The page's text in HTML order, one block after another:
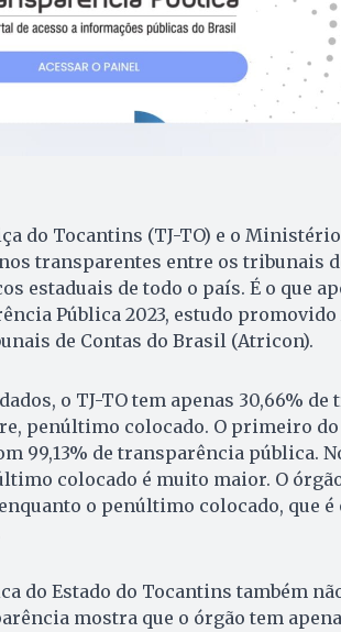
do Tocantins (TJ-TO) e o
transparentes entre os tribunais
estaduais de todo o país. É o que
Pública 2023, estudo promovido
de Contas do Brasil (Atricon).
o TJ-TO tem apenas 30,66% de
penúltimo colocado. O primeiro
99,13% de transparência pública.
colocado é muito maior. O
o penúltimo colocado, que
do Estado do Tocantins também
mostra que o órgão tem